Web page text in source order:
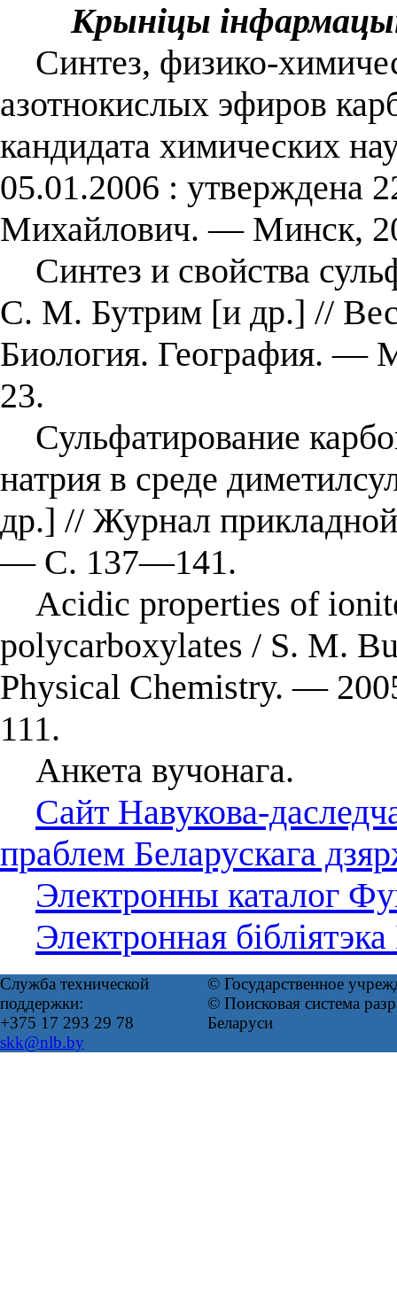
Крыніцы
Синтез, физико-
азотнокислых эфиров
кандидата химических
05.01.2006 : утверждена
Михайлович. — Минск,
Синтез и свойства
С. М. Бутрим [и др.] //
Биология. География.
23.
Сульфатирование
натрия в среде
др.] // Журнал
— С. 137—141.
Acidic properties of
polycarboxylates / S. M.
Physical Chemistry. —
111.
Анкета вучонага.
Сайт Навукова-
праблем Беларускага
Электронны каталог
Электронная
Служба технической
поддержки:
+375 17 293 29 78
skk@nlb.by
© Государственное
© Поисковая система
Беларуси